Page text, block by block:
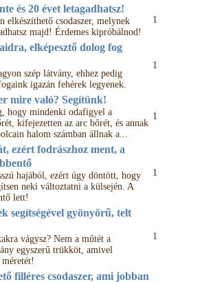
és 20 évet letagadhatsz!
elkészíthető csodaszer, melynek
majd! Érdemes kipróbálnod!
1
elképesztő dolog fog
szép látvány, ehhez pedig
igazán fehérek legyenek.
1
mire való? Segítünk!
hogy mindenki odafigyel a
kifejezetten az arc bőrét, és annak
halom számban állnak a...
1
ezért fodrászhoz ment, a
hajából, ezért úgy döntött, hogy
neki változtatni a külsején. A
lett!
1
segítségével gyönyörű, telt
vágysz? Nem a műtét a
egyszerű trükköt, amivel
méretét!
1
filléres csodaszer, ami jobban